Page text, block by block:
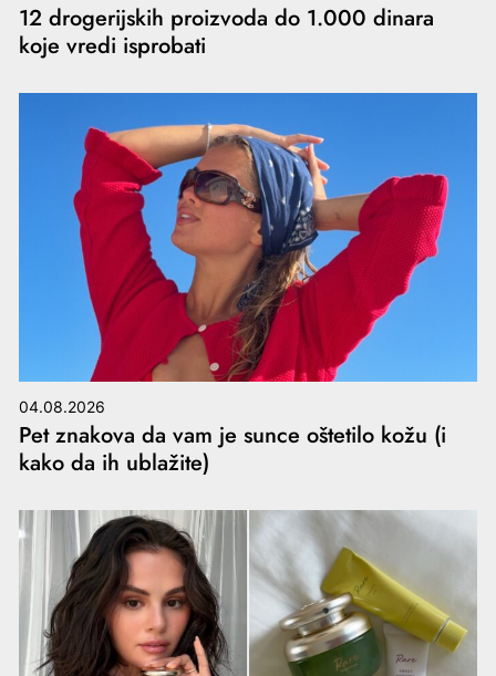
12 drogerijskih proizvoda do 1.000 dinara
koje vredi isprobati
04.08.2026
Pet znakova da vam je sunce oštetilo kožu (i
kako da ih ublažite)